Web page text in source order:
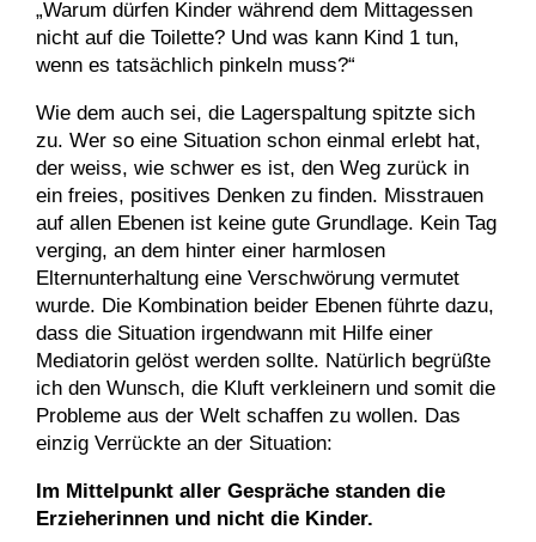
„Warum dürfen Kinder während dem Mittagessen
nicht auf die Toilette? Und was kann Kind 1 tun,
wenn es tatsächlich pinkeln muss?“
Wie dem auch sei, die Lagerspaltung spitzte sich
zu. Wer so eine Situation schon einmal erlebt hat,
der weiss, wie schwer es ist, den Weg zurück in
ein freies, positives Denken zu finden. Misstrauen
auf allen Ebenen ist keine gute Grundlage. Kein Tag
verging, an dem hinter einer harmlosen
Elternunterhaltung eine Verschwörung vermutet
wurde. Die Kombination beider Ebenen führte dazu,
dass die Situation irgendwann mit Hilfe einer
Mediatorin gelöst werden sollte. Natürlich begrüßte
ich den Wunsch, die Kluft verkleinern und somit die
Probleme aus der Welt schaffen zu wollen. Das
einzig Verrückte an der Situation:
Im Mittelpunkt aller Gespräche standen die
Erzieherinnen und nicht die Kinder.